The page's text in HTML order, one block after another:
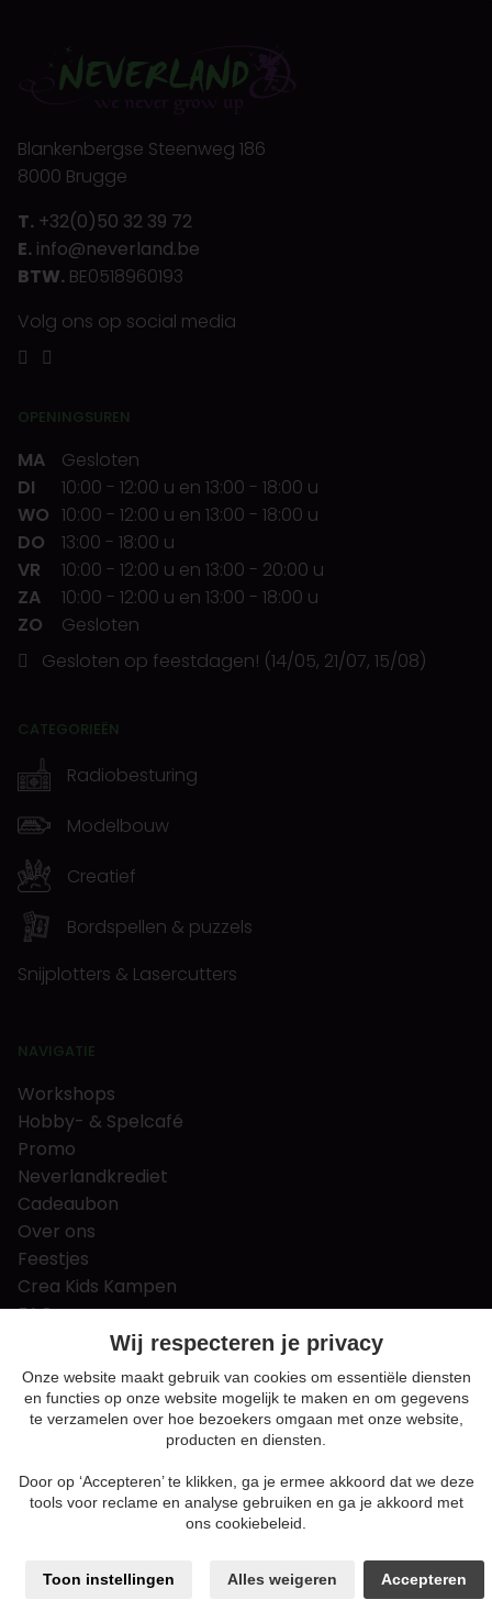
Blankenbergse Steenweg 186
8000 Brugge
T. +32(0)50 32 39 72
E. info@neverland.be
BTW. BE0518960193
Volg ons op social media
OPENINGSUREN
MA
Gesloten
DI
10:00 - 12:00 u en 13:00 - 18:00 u
WO 10:00 - 12:00 u en 13:00 - 18:00 u
DO
13:00 - 18:00 u
VR
10:00 - 12:00 u en 13:00 - 20:00 u
ZA
10:00 - 12:00 u en 13:00 - 18:00 u
ZO
Gesloten
Gesloten op feestdagen! (14/05, 21/07, 15/08)
CATEGORIEËN
Radiobesturing
Modelbouw
Creatief
Bordspellen & puzzels
Snijplotters & Lasercutters
NAVIGATIE
Workshops
Hobby- & Spelcafé
Promo
Neverlandkrediet
Cadeaubon
Over ons
Feestjes
Crea Kids Kampen
FAQ
Tips & tricks
Contact
Nieuws & Vacatures
Algemene voorwaarden
Privacy en cookie policy
Sitemap
Wij respecteren je privacy
Onze website maakt gebruik van cookies om essentiële diensten
en functies op onze website mogelijk te maken en om gegevens
te verzamelen over hoe bezoekers omgaan met onze website,
producten en diensten.
Door op ‘Accepteren’ te klikken, ga je ermee akkoord dat we deze
tools voor reclame en analyse gebruiken en ga je akkoord met
ons cookiebeleid.
Toon instellingen Alles weigeren Accepteren